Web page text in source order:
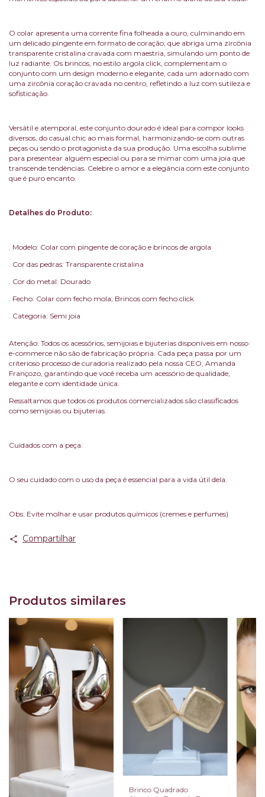
O colar apresenta uma corrente fina folheada a ouro, culminando em
um delicado pingente em formato de coração, que abriga uma zircônia
transparente cristalina cravada com maestria, simulando um ponto de
luz radiante. Os brincos, no estilo argola click, complementam o
conjunto com um design moderno e elegante, cada um adornado com
uma zircônia coração cravada no centro, refletindo a luz com sutileza e
sofisticação.
Versátil e atemporal, este conjunto dourado é ideal para compor looks
diversos, do casual chic ao mais formal, harmonizando-se com outras
peças ou sendo o protagonista da sua produção. Uma escolha sublime
para presentear alguém especial ou para se mimar com uma joia que
transcende tendências. Celebre o amor e a elegância com este conjunto
que é puro encanto.
Detalhes do Produto:
. Modelo: Colar com pingente de coração e brincos de argola
. Cor das pedras: Transparente cristalina
. Cor do metal: Dourado
. Fecho: Colar com fecho mola; Brincos com fecho click
. Categoria: Semi joia
Atenção: Todos os acessórios, semijoias e bijuterias disponíveis em nosso
e-commerce não são de fabricação própria. Cada peça passa por um
criterioso processo de curadoria realizado pela nossa CEO, Amanda
Françozo, garantindo que você receba um acessório de qualidade,
elegante e com identidade única.
Ressaltamos que todos os produtos comercializados são classificados
como semijoias ou bijuterias.
Cuidados com a peça:
O seu cuidado com o uso da peça é essencial para a vida útil dela.
Obs: Evite molhar e usar produtos químicos (cremes e perfumes)
Compartilhar
Produtos similares
Brinco Quadrado